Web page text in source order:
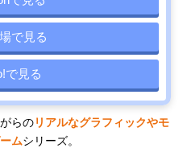
で見る
で見る
らのリアルなグラフィックやモ
ムシリーズ。